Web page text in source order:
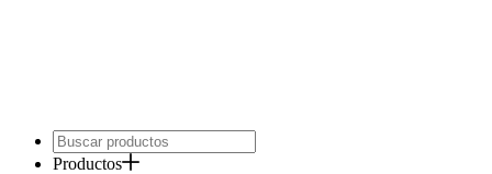
Productos